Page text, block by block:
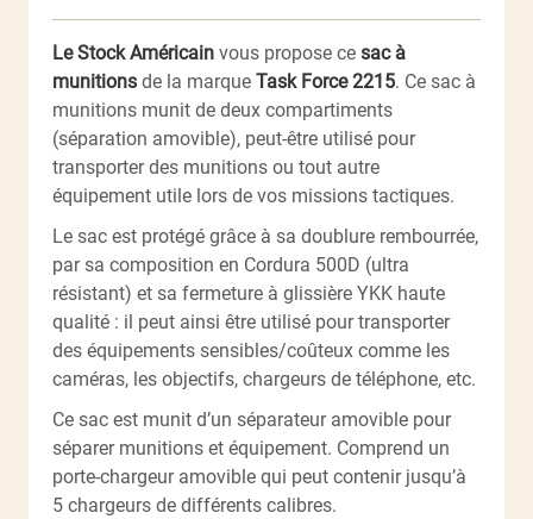
Le Stock Américain vous propose ce sac à
munitions de la marque Task Force 2215. Ce sac à
munitions munit de deux compartiments
(séparation amovible), peut-être utilisé pour
transporter des munitions ou tout autre
équipement utile lors de vos missions tactiques.
Le sac est protégé grâce à sa doublure rembourrée,
par sa composition en Cordura 500D (ultra
résistant) et sa fermeture à glissière YKK haute
qualité : il peut ainsi être utilisé pour transporter
des équipements sensibles/coûteux comme les
caméras, les objectifs, chargeurs de téléphone, etc.
Ce sac est munit d’un séparateur amovible pour
séparer munitions et équipement. Comprend un
porte-chargeur amovible qui peut contenir jusqu’à
5 chargeurs de différents calibres.